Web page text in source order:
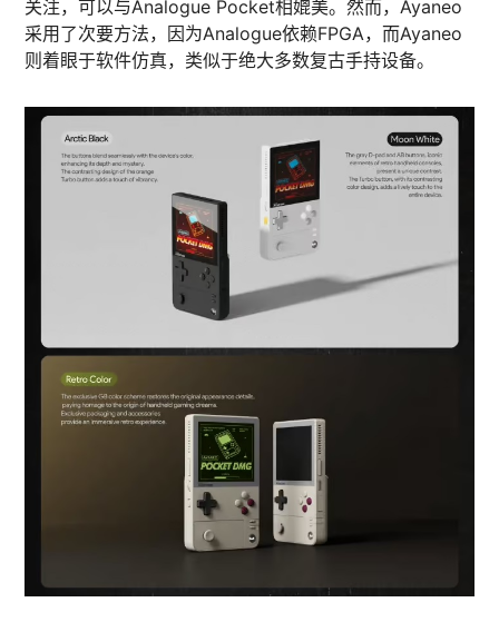
关注，可以与Analogue Pocket相媲美。然而，Ayaneo
采用了次要方法，因为Analogue依赖FPGA，而Ayaneo
则着眼于软件仿真，类似于绝大多数复古手持设备。